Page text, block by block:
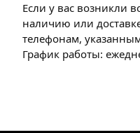
Если у вас возникли
наличию или
телефонам,
График работы: